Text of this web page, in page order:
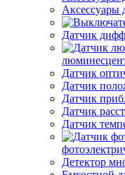
Аксессуары
Датчик
Датчик
Датчик
Датчик
Датчик
Датчик
Детектор